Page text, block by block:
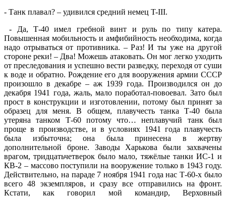
- Танк плавал? – удивился средний немец T-III.
- Да, Т-40 имел гребной винт и руль по типу катера.
Повышенная мобильность и амфибийность необходима, когда
надо отрываться от противника. – Раз! И ты уже на другой
стороне реки! – Два! Можешь атаковать. Он мог легко уходить
от преследования и успешно вести разведку, переходя от суши
к воде и обратно. Рождение его для вооружения армии СССР
произошло в декабре – аж 1939 года. Производился он до
декабря 1941 года, жаль, мало поработал-повоевал. Зато был
прост в конструкции и изготовлении, потому был принят за
образец для меня. В общем, плавучесть танка Т-40 была
утеряна танком Т-60 потому что… неплавучий танк был
проще в производстве, и в условиях 1941 года плавучесть
была избыточна; она была принесена в жертву
дополнительной броне. Заводы Харькова были захвачены
врагом, тридцатьчетверок было мало, тяжёлые танки ИС-1 и
КВ-2 – массово поступили на вооружение только в 1943 году.
Действительно, на параде 7 ноября 1941 года нас Т-60-х было
всего 48 экземпляров, и сразу все отправились на фронт.
Кстати, как говорил мой командир, Верховный